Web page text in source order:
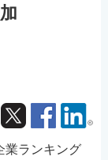
Twitter Facebook
業ランキング